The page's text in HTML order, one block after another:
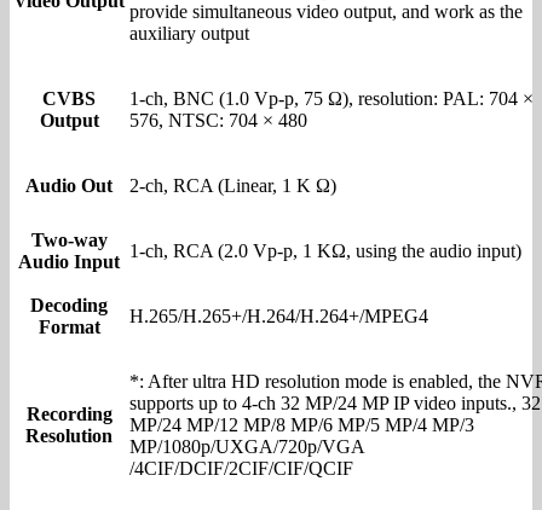
provide simultaneous video output, and work as the
auxiliary output
CVBS
Output
1-ch, BNC (1.0 Vp-p, 75 Ω), resolution: PAL: 704 ×
576, NTSC: 704 × 480
Audio Out 2-ch, RCA (Linear, 1 K Ω)
Two-way
Audio Input
1-ch, RCA (2.0 Vp-p, 1 KΩ, using the audio input)
Decoding
Format
H.265/H.265+/H.264/H.264+/MPEG4
Recording
Resolution
*: After ultra HD resolution mode is enabled, the
supports up to 4-ch 32 MP/24 MP IP video inputs., 32
MP/24 MP/12 MP/8 MP/6 MP/5 MP/4 MP/3
MP/1080p/UXGA/720p/VGA
/4CIF/DCIF/2CIF/CIF/QCIF